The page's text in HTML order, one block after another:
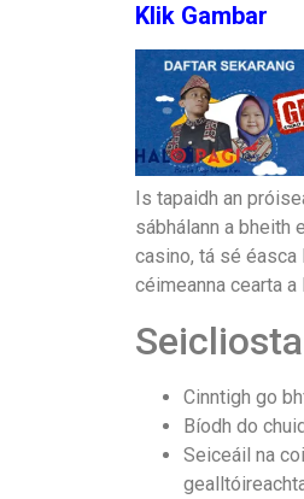
Klik Gambar
Is tapaidh an
sábhálann a bheith
casino, tá sé éasca
céimeanna cearta a
Cinntigh go
Bíodh do
Seiceáil na